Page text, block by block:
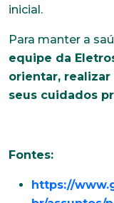
inicial.
Para manter a
equipe da
orientar, realizar
seus cuidados
Fontes:
https://
Estado Civil